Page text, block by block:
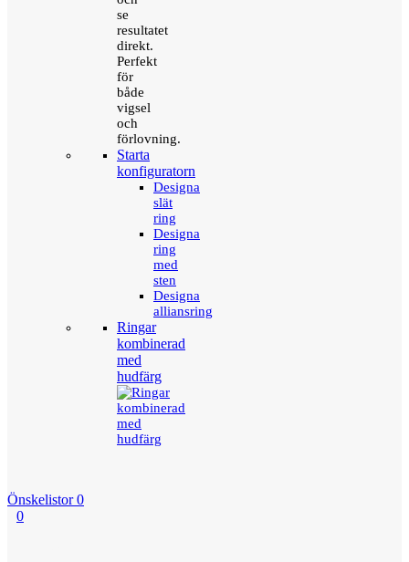
se
resultatet
direkt.
Perfekt
för
både
vigsel
och
förlovning.
Starta
konfiguratorn
Designa
slät
ring
Designa
ring
med
sten
Designa
alliansring
Ringar
kombinerad
med
hudfärg
Önskelistor 0
0